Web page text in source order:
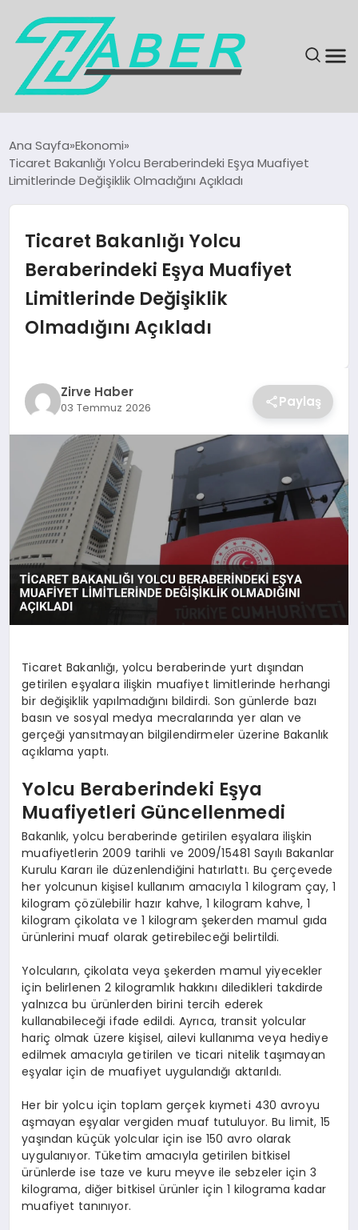
GÜNDEM
EĞITIM
KÜLTÜR & SANAT
SAĞLIK
TEKNOLOJI
Ana Sayfa Ekonomi
Ticaret Bakanlığı Yolcu Beraberindeki Eşya Muafiyet
Limitlerinde Değişiklik Olmadığını Açıkladı
Ticaret Bakanlığı Yolcu
Beraberindeki Eşya Muafiyet
Limitlerinde Değişiklik
Olmadığını Açıkladı
Zirve Haber
03 Temmuz 2026 Paylaş
Ticaret Bakanlığı, yolcu beraberinde yurt dışından
getirilen eşyalara ilişkin muafiyet limitlerinde herhangi
bir değişiklik yapılmadığını bildirdi. Son günlerde bazı
basın ve sosyal medya mecralarında yer alan ve
gerçeği yansıtmayan bilgilendirmeler üzerine Bakanlık
açıklama yaptı.
Yolcu Beraberindeki Eşya
Muafiyetleri Güncellenmedi
Bakanlık, yolcu beraberinde getirilen eşyalara ilişkin
muafiyetlerin 2009 tarihli ve 2009/15481 Sayılı Bakanlar
Kurulu Kararı ile düzenlendiğini hatırlattı. Bu çerçevede
her yolcunun kişisel kullanım amacıyla 1 kilogram çay, 1
kilogram çözülebilir hazır kahve, 1 kilogram kahve, 1
kilogram çikolata ve 1 kilogram şekerden mamul gıda
ürünlerini muaf olarak getirebileceği belirtildi.
Yolcuların, çikolata veya şekerden mamul yiyecekler
için belirlenen 2 kilogramlık hakkını diledikleri takdirde
yalnızca bu ürünlerden birini tercih ederek
kullanabileceği ifade edildi. Ayrıca, transit yolcular
hariç olmak üzere kişisel, ailevi kullanıma veya hediye
edilmek amacıyla getirilen ve ticari nitelik taşımayan
eşyalar için de muafiyet uygulandığı aktarıldı.
Her bir yolcu için toplam gerçek kıymeti 430 avroyu
aşmayan eşyalar vergiden muaf tutuluyor. Bu limit, 15
yaşından küçük yolcular için ise 150 avro olarak
uygulanıyor. Tüketim amacıyla getirilen bitkisel
ürünlerde ise taze ve kuru meyve ile sebzeler için 3
kilograma, diğer bitkisel ürünler için 1 kilograma kadar
muafiyet tanınıyor.